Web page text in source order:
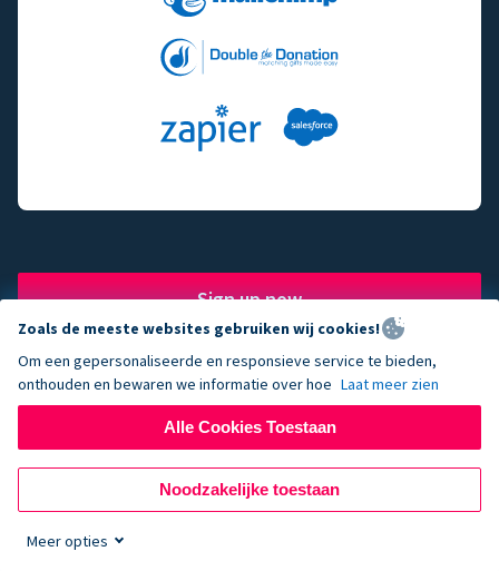
Sign up now
The fundraising engine of
choice for successful
Zoals de meeste websites gebruiken wij cookies!
Om een gepersonaliseerde en responsieve service te bieden,
onthouden en bewaren we informatie over hoe Laat meer zien
Alle Cookies Toestaan
Noodzakelijke toestaan
Meer opties